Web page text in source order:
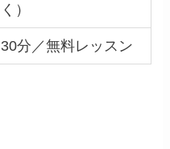
く）
30分／無料レッスン